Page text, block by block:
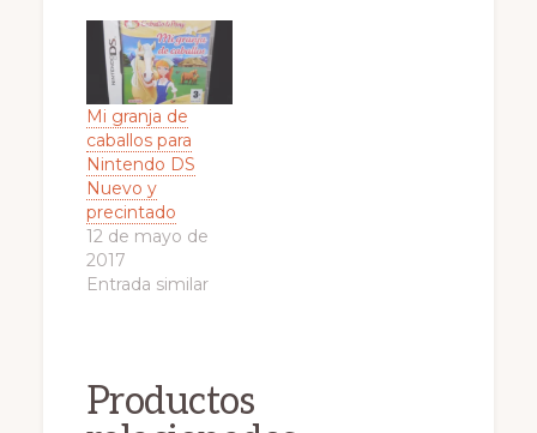
Mi granja de
caballos para
Nintendo DS
Nuevo y
precintado
12 de mayo de
2017
Entrada similar
Productos